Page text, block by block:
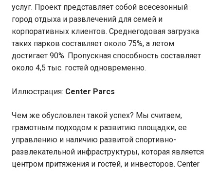
услуг. Проект представляет собой всесезонный
город отдыха и развлечений для семей и
корпоративных клиентов. Среднегодовая загрузка
таких парков составляет около 75%, а летом
достигает 90%. Пропускная способность составляет
около 4,5 тыс. гостей одновременно.
Иллюстрация: Center Parcs
Чем же обусловлен такой успех? Мы считаем,
грамотным подходом к развитию площадки, ее
управлению и наличию развитой спортивно-
развлекательной инфраструктуры, которая является
центром притяжения и гостей, и инвесторов. Center